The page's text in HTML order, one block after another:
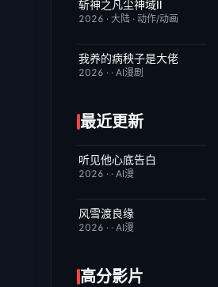
更新至第09集
斩神之凡尘神域Ⅱ
2026 · 大陆 · 动作/动画
完结 10.0
我养的病秧子是大佬
2026 · · AI漫剧
最近更新
完结
听见他心底告白
2026 · · AI漫
完结
风雪渡良缘
2026 · · AI漫
高分影片